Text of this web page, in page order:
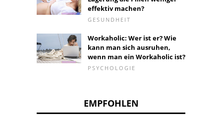
effektiv machen?
GESUNDHEIT
Workaholic: Wer ist er? Wie
kann man sich ausruhen,
wenn man ein Workaholic ist?
PSYCHOLOGIE
EMPFOHLEN